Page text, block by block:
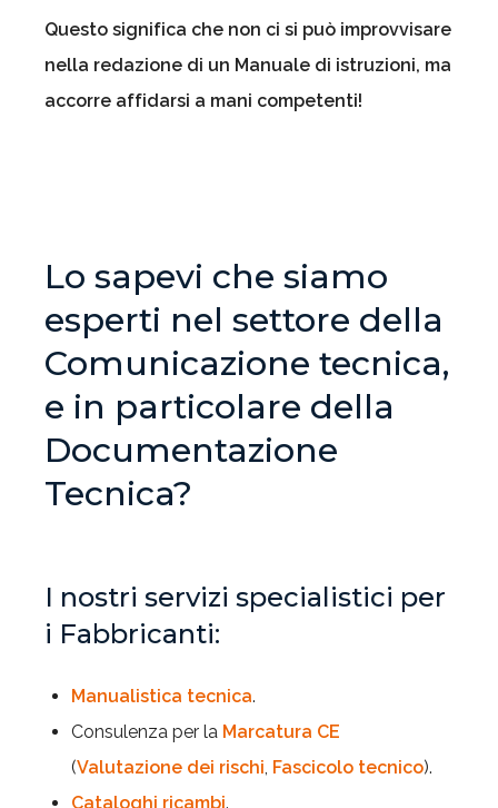
Questo significa che non ci si può improvvisare
nella redazione di un Manuale di istruzioni, ma
accorre affidarsi a mani competenti!
Lo sapevi che siamo
esperti nel settore della
Comunicazione tecnica,
e in particolare della
Documentazione
Tecnica?
I nostri servizi specialistici per
i Fabbricanti:
Manualistica tecnica.
Consulenza per la Marcatura CE
(Valutazione dei rischi, Fascicolo tecnico).
Cataloghi ricambi.